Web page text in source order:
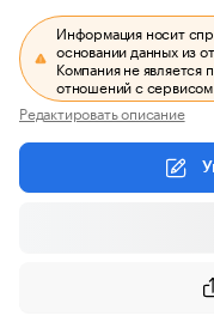
Информация носит
основании данных из
Компания не является
отношений с
Редактировать описание